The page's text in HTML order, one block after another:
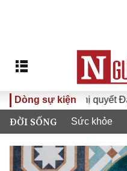
Dòng sự kiện
Đưa Nghị quyết Đại hội
ĐỜI SỐNG Sức khỏe